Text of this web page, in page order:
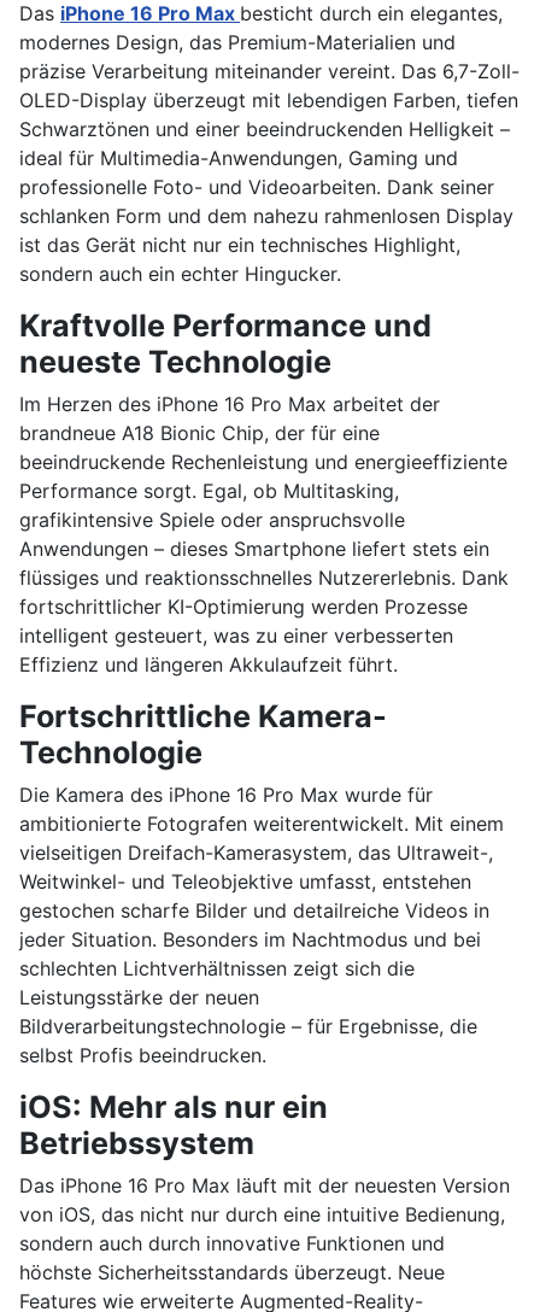
Das iPhone 16 Pro Max besticht durch ein elegantes,
modernes Design, das Premium-Materialien und
präzise Verarbeitung miteinander vereint. Das 6,7-Zoll-
OLED-Display überzeugt mit lebendigen Farben, tiefen
Schwarztönen und einer beeindruckenden Helligkeit –
ideal für Multimedia-Anwendungen, Gaming und
professionelle Foto- und Videoarbeiten. Dank seiner
schlanken Form und dem nahezu rahmenlosen Display
ist das Gerät nicht nur ein technisches Highlight,
sondern auch ein echter Hingucker.
Kraftvolle Performance und
neueste Technologie
Im Herzen des iPhone 16 Pro Max arbeitet der
brandneue A18 Bionic Chip, der für eine
beeindruckende Rechenleistung und energieeffiziente
Performance sorgt. Egal, ob Multitasking,
grafikintensive Spiele oder anspruchsvolle
Anwendungen – dieses Smartphone liefert stets ein
flüssiges und reaktionsschnelles Nutzererlebnis. Dank
fortschrittlicher KI-Optimierung werden Prozesse
intelligent gesteuert, was zu einer verbesserten
Effizienz und längeren Akkulaufzeit führt.
Fortschrittliche Kamera-
Technologie
Die Kamera des iPhone 16 Pro Max wurde für
ambitionierte Fotografen weiterentwickelt. Mit einem
vielseitigen Dreifach-Kamerasystem, das Ultraweit-,
Weitwinkel- und Teleobjektive umfasst, entstehen
gestochen scharfe Bilder und detailreiche Videos in
jeder Situation. Besonders im Nachtmodus und bei
schlechten Lichtverhältnissen zeigt sich die
Leistungsstärke der neuen
Bildverarbeitungstechnologie – für Ergebnisse, die
selbst Profis beeindrucken.
iOS: Mehr als nur ein
Betriebssystem
Das iPhone 16 Pro Max läuft mit der neuesten Version
von iOS, das nicht nur durch eine intuitive Bedienung,
sondern auch durch innovative Funktionen und
höchste Sicherheitsstandards überzeugt. Neue
Features wie erweiterte Augmented-Reality-